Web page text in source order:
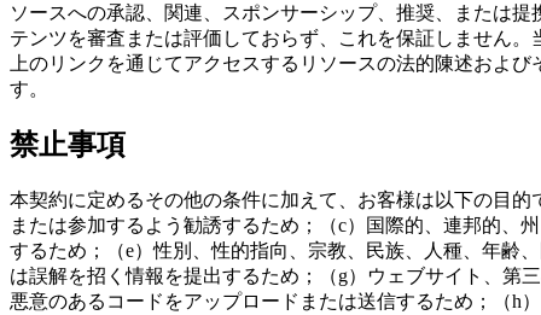
ソースへの承認、関連、スポンサーシップ、推奨、または
テンツを審査または評価しておらず、これを保証しません
上のリンクを通じてアクセスするリソースの法的陳述およ
す。
禁止事項
本契約に定めるその他の条件に加えて、お客様は以下の目
または参加するよう勧誘するため；（c）国際的、連邦的、
するため；（e）性別、性的指向、宗教、民族、人種、年齢
は誤解を招く情報を提出するため；（g）ウェブサイト、第
悪意のあるコードをアップロードまたは送信するため；（h